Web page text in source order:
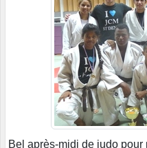
Bel après-midi de judo